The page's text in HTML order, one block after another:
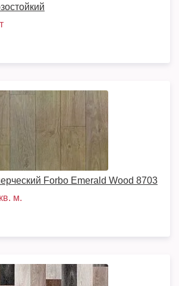
Forbo Emerald Wood 8703
м.